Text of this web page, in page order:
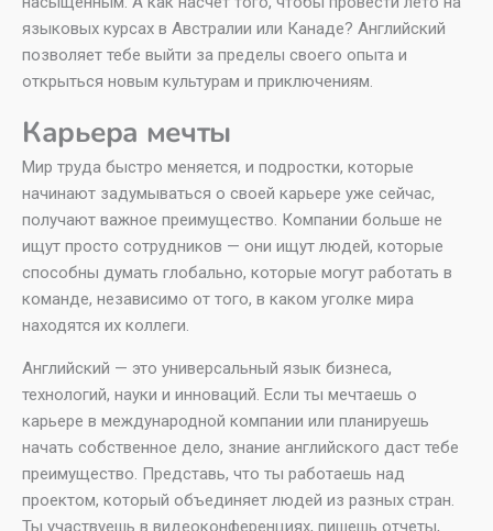
языковых курсах в Австралии или Канаде? Английский
позволяет тебе выйти за пределы своего опыта и
открыться новым культурам и приключениям.
Карьера мечты
Мир труда быстро меняется, и подростки, которые
начинают задумываться о своей карьере уже сейчас,
получают важное преимущество. Компании больше не
ищут просто сотрудников — они ищут людей, которые
способны думать глобально, которые могут работать в
команде, независимо от того, в каком уголке мира
находятся их коллеги.
Английский — это универсальный язык бизнеса,
технологий, науки и инноваций. Если ты мечтаешь о
карьере в международной компании или планируешь
начать собственное дело, знание английского даст тебе
преимущество. Представь, что ты работаешь над
проектом, который объединяет людей из разных стран.
Ты участвуешь в видеоконференциях, пишешь отчеты,